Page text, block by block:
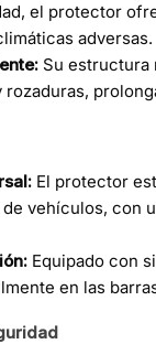
el protector
adversas.
Su estructura
rozaduras,
El protector
vehículos, con
Equipado con
en las